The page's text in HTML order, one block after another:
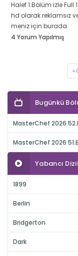
Halef 1.Bölüm izle
hd olarak reklamsız
meniz için burada.
4 Yorum Yapılmış
«
Bugünkü
MasterChef 2026
MasterChef 2026
Yabancı
1899
Berlin
Bridgerton
Dark